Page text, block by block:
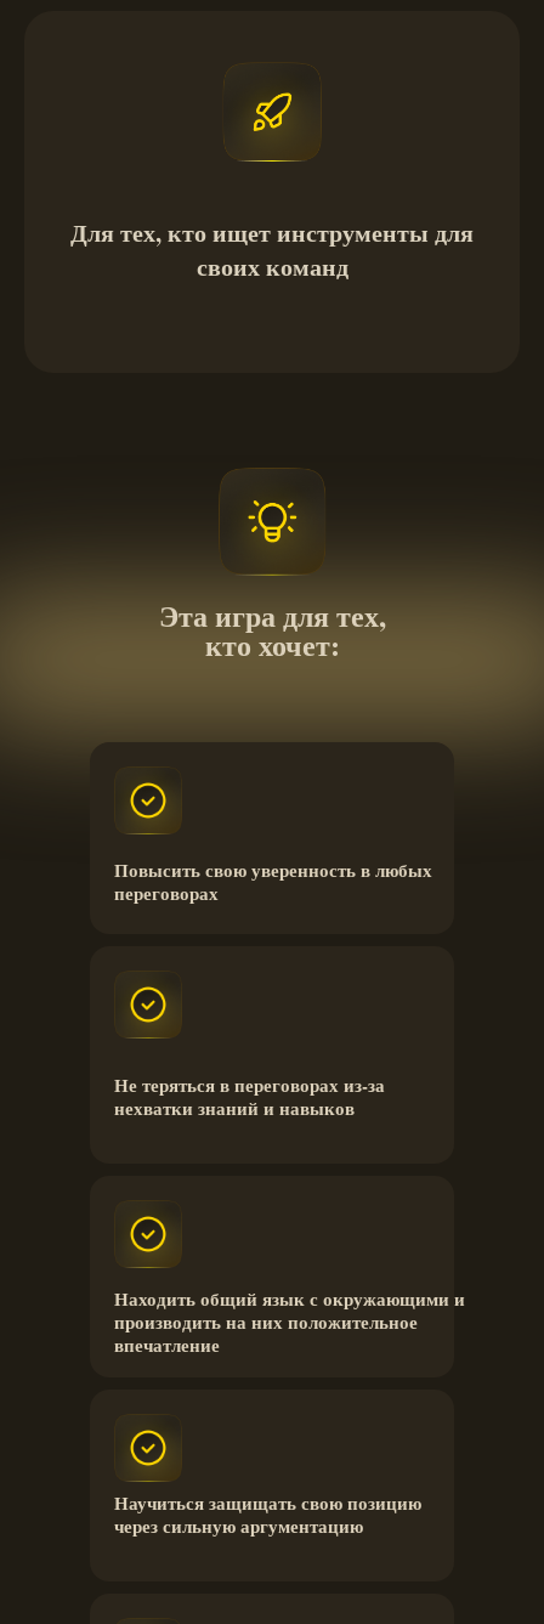
Для тех, кто ищет инструменты для
своих команд
Эта игра для тех,
кто хочет:
Повысить свою уверенность в любых
переговорах
Не теряться в переговорах из-за
нехватки знаний и навыков
Научиться защищать свою позицию
через сильную аргументацию
Находить общий язык с окружающими и
производить на них положительное
впечатление